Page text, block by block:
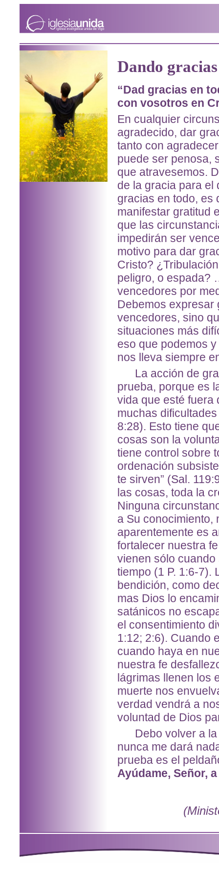
Dando
“Dad gracias en
con vosotros en
En cualquier
agradecido, dar
tanto con
puede ser penosa,
que atravesemos.
de la gracia para el
gracias en todo, es
manifestar gratitud
que las
impedirán ser
motivo para dar
Cristo?
peligro, o espada?
vencedores por
Debemos expresar
vencedores, sino
situaciones más
eso que podemos
nos lleva siempre
La acción de
prueba, porque es
vida que esté fuera
muchas
8:28). Esto tiene
cosas son la
tiene control sobre
ordenación
te sirven” (Sal.
las cosas, toda la
Ninguna
a Su conocimiento,
aparentemente es
fortalecer nuestra
vienen sólo
tiempo (1 P. 1:6-7).
bendición, como
mas Dios lo
satánicos no
el consentimiento
1:12; 2:6). Cuando
cuando haya en
nuestra fe
lágrimas llenen los
muerte nos
verdad vendrá a
voluntad de Dios
Debo volver a la
nunca me dará
prueba es el
Ayúdame, Señor,